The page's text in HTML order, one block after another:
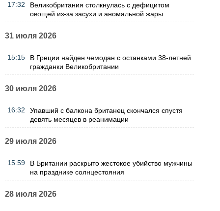
17:32
Великобритания столкнулась с дефицитом
овощей из-за засухи и аномальной жары
31 июля 2026
15:15
В Греции найден чемодан с останками 38-летней
гражданки Великобритании
30 июля 2026
16:32
Упавший с балкона британец скончался спустя
девять месяцев в реанимации
29 июля 2026
15:59
В Британии раскрыто жестокое убийство мужчины
на празднике солнцестояния
28 июля 2026